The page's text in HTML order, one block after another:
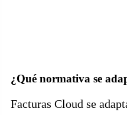
¿Qué normativa se
Facturas Cloud se